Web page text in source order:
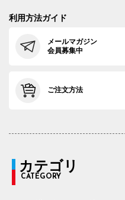
利用方法ガイド
メールマガジン
会員募集中
ご注文方法
カテゴリ
CATEGORY